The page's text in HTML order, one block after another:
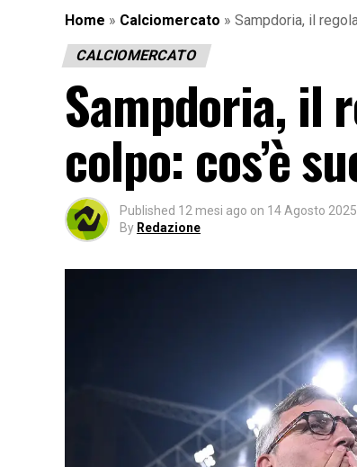
Home » Calciomercato » Sampdoria, il
CALCIOMERCATO
Sampdoria, il
colpo: cos’è
Published 12 mesi ago on 14 Agosto 2025
By Redazione